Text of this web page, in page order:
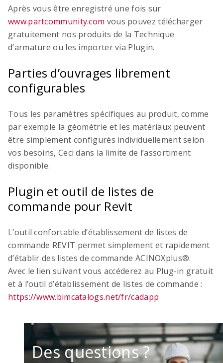
Après vous être enregistré une fois sur
www.partcommunity.com vous pouvez télécharger
gratuitement nos produits de la Technique
d’armature ou les importer via Plugin.
Parties d’ouvrages librement
configurables
Tous les paramètres spécifiques au produit, comme
par exemple la géométrie et les matériaux peuvent
être simplement configurés individuellement selon
vos besoins, Ceci dans la limite de l’assortiment
disponible.
Plugin et outil de listes de
commande pour Revit
L’outil confortable d’établissement de listes de
commande REVIT permet simplement et rapidement
d’établir des listes de commande ACINOXplus®.
Avec le lien suivant vous accéderez au Plug-in gratuit
et à l’outil d’établissement de listes de commande :
https://www.bimcatalogs.net/fr/cadapp
Des questions ?